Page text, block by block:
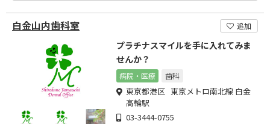
白金山内歯科室 追加
プラチナスマイルを手に入れてみま
せんか？
病院・医療 歯科
東京都港区 東京メトロ南北線 白金
高輪駅
03-3444-0755